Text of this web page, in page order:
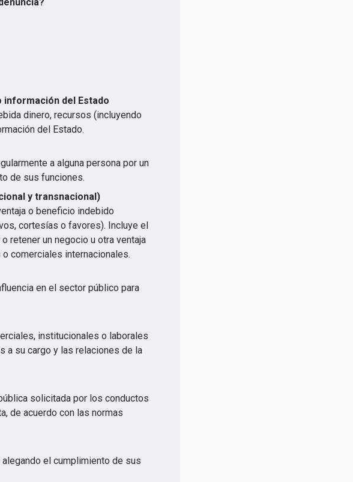
del Estado
dinero, recursos (incluyendo
del Estado.
a alguna persona por un
de sus funciones.
y transnacional)
o beneficio indebido
cortesías o favores). Incluye el
retener un negocio u otra ventaja
comerciales internacionales.
en el sector público para
institucionales o laborales
a su cargo y las relaciones de la
solicitada por los conductos
de acuerdo con las normas
el cumplimiento de sus